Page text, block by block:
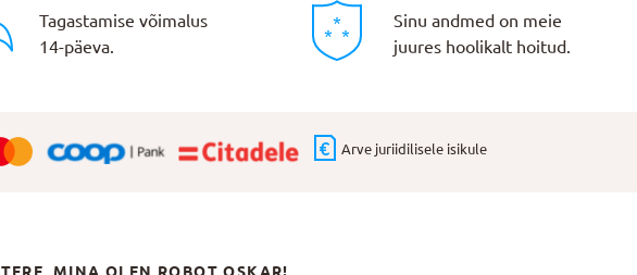
Tagastamise võimalus
14-päeva.
Sinu andmed on meie
juures hoolikalt hoitud.
Arve juriidilisele isikule
TERE, MINA OLEN ROBOT OSKAR!